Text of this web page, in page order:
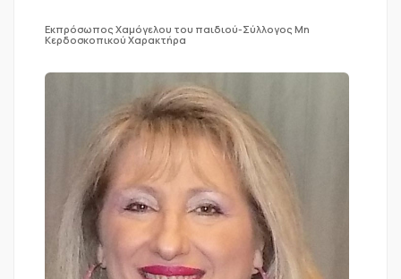
Εκπρόσωπος Χαμόγελου του παιδιού-Σύλλογος Μη
Κερδοσκοπικού Χαρακτήρα